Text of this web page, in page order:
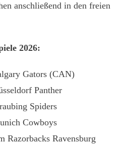
anschließend in den freien
2026:
Gators (CAN)
Panther
Spiders
Cowboys
Razorbacks Ravensburg